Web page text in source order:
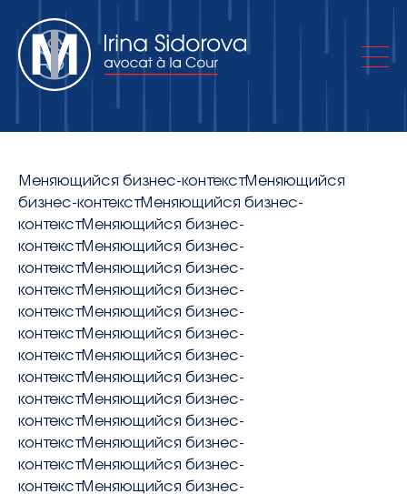
Практики
Публикации
Контакты
contact@avocatsidorova.fr
+33 6 29 90 28 59
Меняющийся бизнес-контекстМеняющийся
бизнес-контекстМеняющийся бизнес-
контекстМеняющийся бизнес-
контекстМеняющийся бизнес-
контекстМеняющийся бизнес-
контекстМеняющийся бизнес-
контекстМеняющийся бизнес-
контекстМеняющийся бизнес-
контекстМеняющийся бизнес-
контекстМеняющийся бизнес-
контекстМеняющийся бизнес-
контекстМеняющийся бизнес-
контекстМеняющийся бизнес-
контекстМеняющийся бизнес-
контекстМеняющийся бизнес-